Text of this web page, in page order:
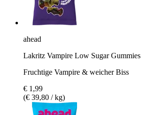
ahead
Lakritz Vampire Low Sugar Gummies
Fruchtige Vampire & weicher Biss
€ 1,99
(€ 39,80 / kg)